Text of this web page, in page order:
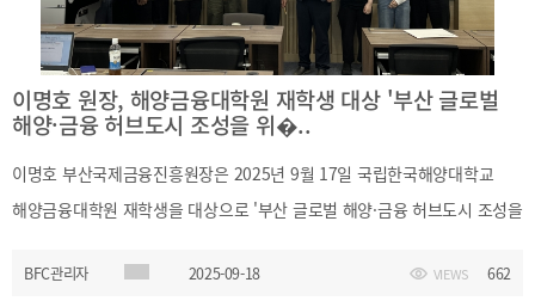
이명호 원장, 해양금융대학원 재학생 대상 '부산 글로벌
해양·금융 허브도시 조성을 위�..
이명호 부산국제금융진흥원장은 2025년 9월 17일 국립한국해양대학교
해양금융대학원 재학생을 대상으로 '부산 글로벌 해양·금융 허브도시 조성을
발전을 위한 제언을 발표하여 차세대 해양·금융 전문가들에 부산금융중심지
BFC관리자 2025-09-18 VIEWS 662